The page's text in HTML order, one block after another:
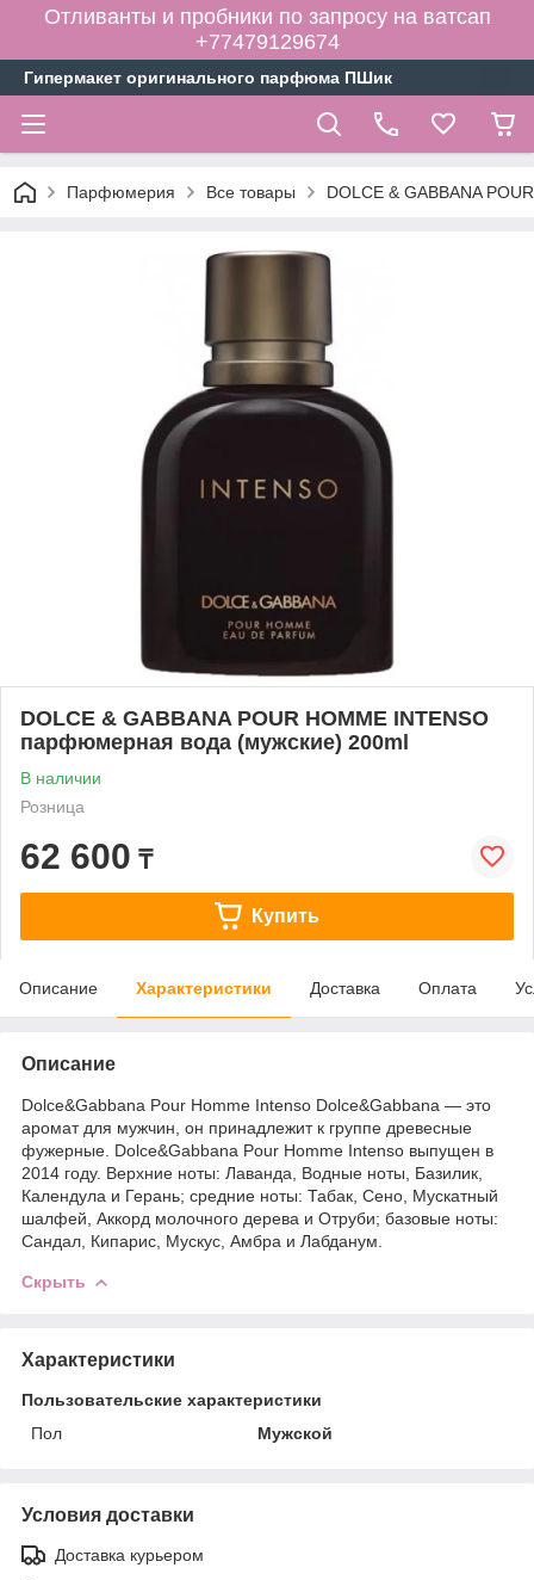
Отливанты и пробники по запросу на ватсап
+77479129674
Гипермакет оригинального парфюма ПШик
Парфюмерия Все товары DOLCE & GABBANA
DOLCE & GABBANA POUR HOMME INTENSO
парфюмерная вода (мужские) 200ml
В наличии
Розница
62 600 ₸
Купить
Описание Характеристики Доставка Оплата
Описание
Dolce&Gabbana Pour Homme Intenso Dolce&Gabbana — это
аромат для мужчин, он принадлежит к группе древесные
фужерные. Dolce&Gabbana Pour Homme Intenso выпущен в
2014 году. Верхние ноты: Лаванда, Водные ноты, Базилик,
Календула и Герань; средние ноты: Табак, Сено, Мускатный
шалфей, Аккорд молочного дерева и Отруби; базовые ноты:
Сандал, Кипарис, Мускус, Амбра и Лабданум.
Скрыть
Характеристики
Пользовательские характеристики
Пол
Мужской
Условия доставки
Доставка курьером